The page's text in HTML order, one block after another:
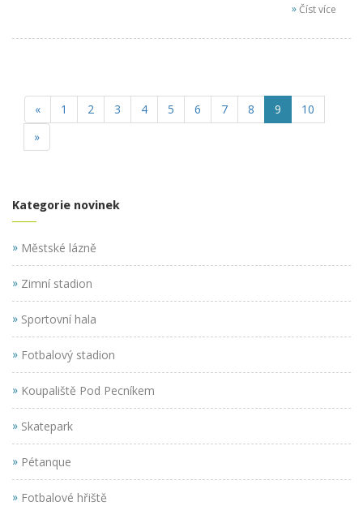
»Číst více
« 1 2 3 4 5 6 7 8 9
10
»
Kategorie novinek
» Městské lázně
» Zimní stadion
» Sportovní hala
» Fotbalový stadion
» Koupaliště Pod Pecníkem
» Skatepark
» Pétanque
» Fotbalové hřiště